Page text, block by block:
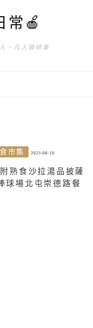
常🍎
。凡人瑣碎事
市集 2025-08-10
熟食沙拉湯品披薩
球場北屯崇德路餐